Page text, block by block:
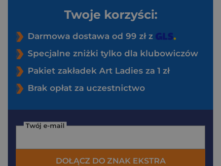
Twoje korzyści:
Darmowa dostawa od 99 zł z
Specjalne zniżki tylko dla klubowiczów
Pakiet zakładek Art Ladies za 1 zł
Brak opłat za uczestnictwo
Twój e-mail
DOŁĄCZ DO ZNAK EKSTRA